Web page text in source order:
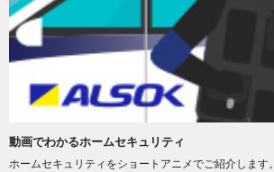
動画でわかるホームセキュリティ
ホームセキュリティをショートアニメでご紹介します。